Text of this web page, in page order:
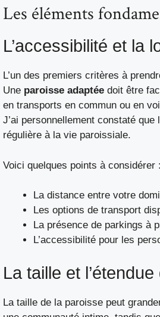
Les éléments
L’accessibilité et la
L’un des premiers critères à
Une paroisse adaptée doit être
en transports en commun ou en
J’ai personnellement constaté
régulière à la vie paroissiale.
Voici quelques points à considérer :
La distance entre votre
Les options de transport
La présence de parkings à
L’accessibilité pour les
La taille et
La taille de la paroisse peut